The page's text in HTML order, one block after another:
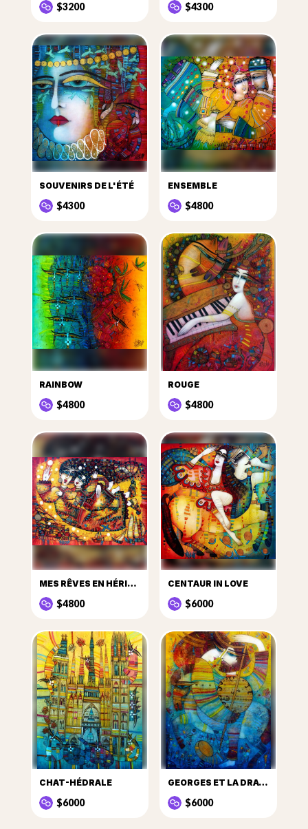
$3200 $4300
SOUVENIRS DE L'ÉTÉ
$4300
ENSEMBLE
$4800
RAINBOW
$4800
ROUGE
$4800
MES RÊVES EN HÉRITAGE
$4800
CENTAUR IN LOVE
$6000
CHAT-HÉDRALE
$6000
GEORGES ET LA DRAGONNE
$6000